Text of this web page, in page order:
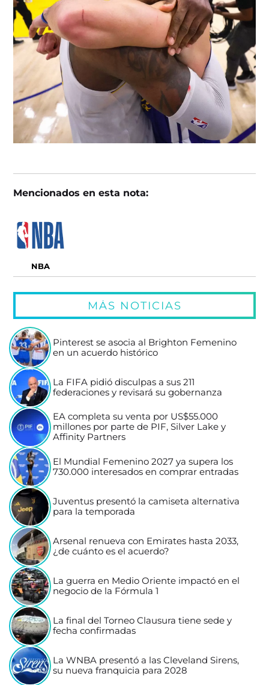
Mencionados en esta nota:
NBA
MÁS NOTICIAS
Pinterest se asocia al Brighton Femenino
en un acuerdo histórico
La FIFA pidió disculpas a sus 211
federaciones y revisará su gobernanza
EA completa su venta por US$55.000
millones por parte de PIF, Silver Lake y
Affinity Partners
El Mundial Femenino 2027 ya supera los
730.000 interesados en comprar entradas
Juventus presentó la camiseta alternativa
para la temporada
Arsenal renueva con Emirates hasta 2033,
¿de cuánto es el acuerdo?
La guerra en Medio Oriente impactó en el
negocio de la Fórmula 1
La final del Torneo Clausura tiene sede y
fecha confirmadas
La WNBA presentó a las Cleveland Sirens,
su nueva franquicia para 2028